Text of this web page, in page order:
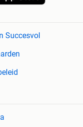
Succesvol